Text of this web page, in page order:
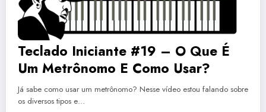
Teclado Iniciante #19 – O Que É
Um Metrônomo E Como Usar?
Já sabe como usar um metrônomo? Nesse vídeo estou falando sobre
os diversos tipos e…